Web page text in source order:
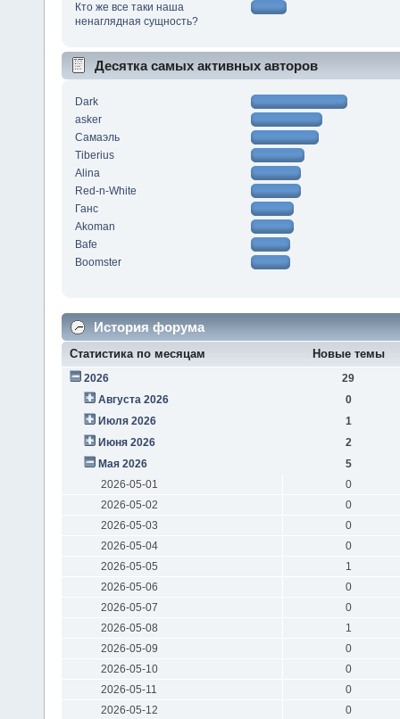
Кто же все таки наша
ненаглядная сущность?
Десятка самых активных авторов
Dark
asker
Самаэль
Tiberius
Alina
Red-n-White
Ганс
Akoman
Bafe
Boomster
История форума
Статистика по месяцам Новые темы
2026
29
Августа 2026
0
Июля 2026
1
Июня 2026
2
Мая 2026
5
2026-05-01
0
2026-05-02
0
2026-05-03
0
2026-05-04
0
2026-05-05
1
2026-05-06
0
2026-05-07
0
2026-05-08
1
2026-05-09
0
2026-05-10
0
2026-05-11
0
2026-05-12
0